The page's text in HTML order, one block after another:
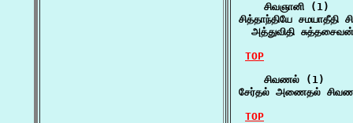
    சிவஞானி (1)
சித்தாந்தியே சமயாதீதி
அத்துவிதி
TOP
    சிவணல் (1)
சேர்தல் அணைதல்
TOP